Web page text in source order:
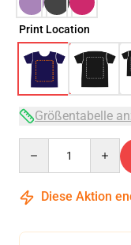
Print Location
Größentabelle
Diese Aktion